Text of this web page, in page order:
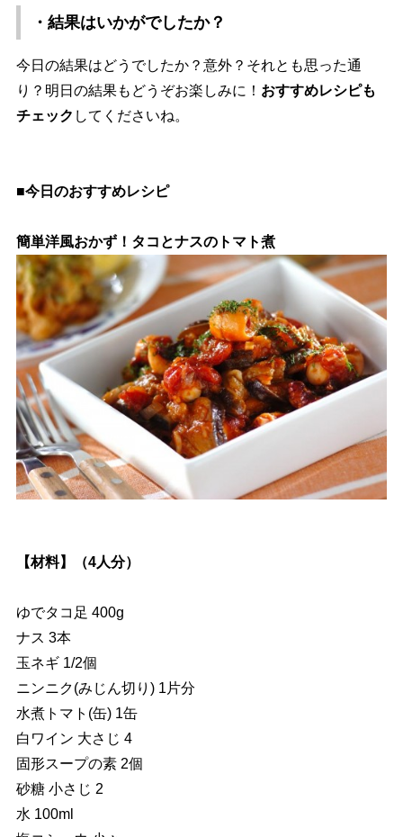
・結果はいかがでしたか？
今日の結果はどうでしたか？意外？それとも思った通
り？明日の結果もどうぞお楽しみに！ おすすめレシピも
チェック してくださいね。
■今日のおすすめレシピ
簡単洋風おかず！タコとナスのトマト煮
【材料】（4人分）
ゆでタコ足 400g
ナス 3本
玉ネギ 1/2個
ニンニク(みじん切り) 1片分
水煮トマト(缶) 1缶
白ワイン 大さじ 4
固形スープの素 2個
砂糖 小さじ 2
水 100ml